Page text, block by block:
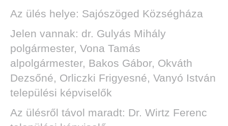
Az ülés helye: Sajószöged Községháza
Jelen vannak: dr. Gulyás Mihály
polgármester, Vona Tamás
alpolgármester, Bakos Gábor, Okváth
Dezsőné, Orliczki Frigyesné, Vanyó István
települési képviselők
Az ülésről távol maradt: Dr. Wirtz Ferenc